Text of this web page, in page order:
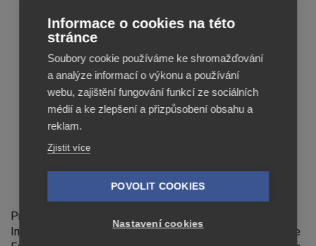
Image
Reviews
Image
Reviews
Feed Image Editor technologies, s.r.o.
Provozovatelem stránek feed-image-editor.cz je Feed
Image Editor technologies, s.r.o., IČ 07139365. Feed Image
Informace o cookies na této
stránce
Soubory cookie používáme ke shromažďování
a analýze informací o výkonu a používání
webu, zajištění fungování funkcí ze sociálních
médií a ke zlepšení a přizpůsobení obsahu a
reklam.
Zjistit více
POVOLIT COOKIES
Nastavení cookies